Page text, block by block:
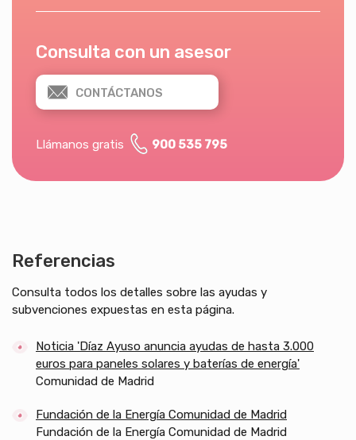
Consulta con un asesor
CONTÁCTANOS
Llámanos gratis 900 535 795
Referencias
Consulta todos los detalles sobre las ayudas y
subvenciones expuestas en esta página.
Noticia 'Díaz Ayuso anuncia ayudas de hasta 3.000
euros para paneles solares y baterías de energía'
Comunidad de Madrid
Fundación de la Energía Comunidad de Madrid
Fundación de la Energía Comunidad de Madrid